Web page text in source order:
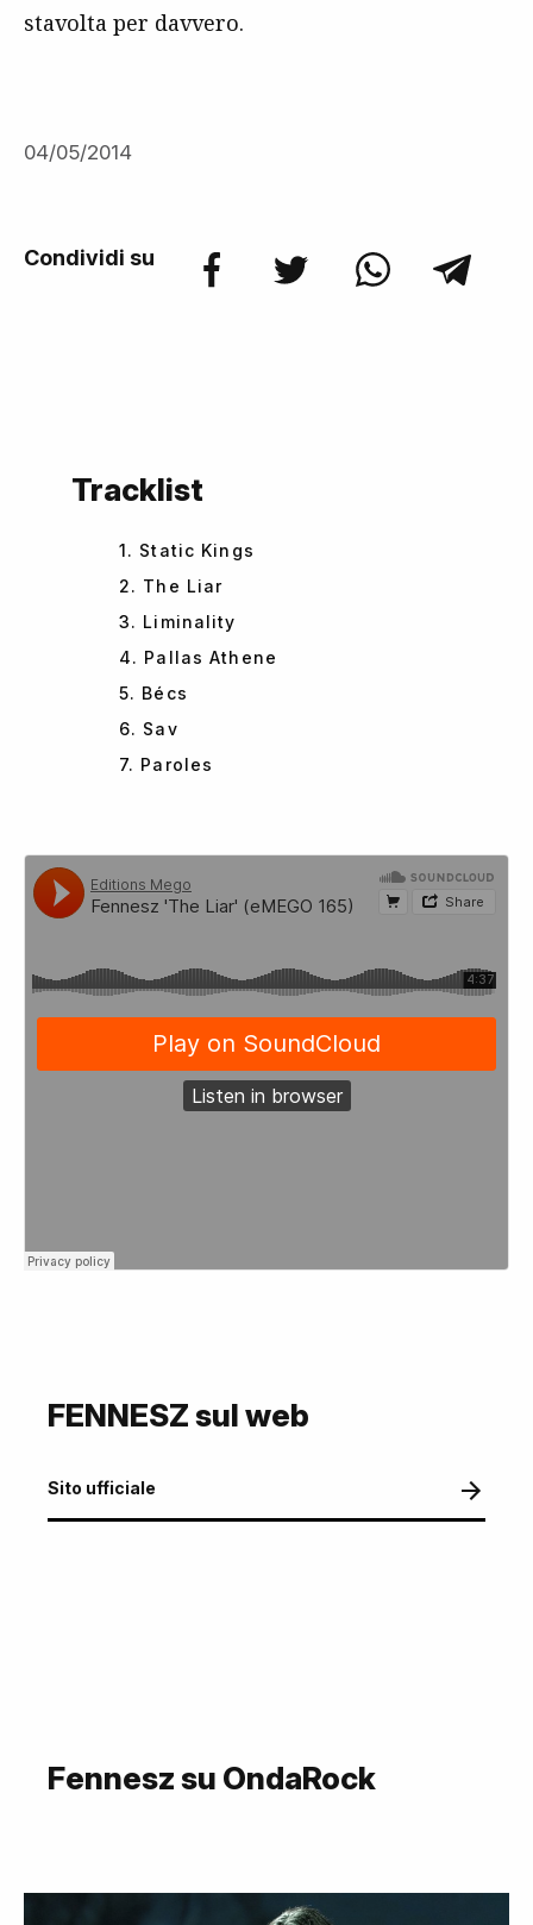
stavolta per davvero.
04/05/2014
Condividi su
Tracklist
1. Static Kings
2. The Liar
3. Liminality
4. Pallas Athene
5. Bécs
6. Sav
7. Paroles
FENNESZ sul web
Sito ufficiale
Fennesz su OndaRock